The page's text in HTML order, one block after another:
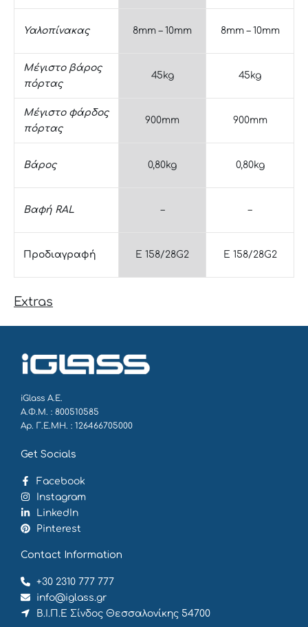
Υαλοπίνακας 8mm – 10mm 8mm – 10mm
Μέγιστο βάρος
πόρτας
45kg 45kg
Μέγιστο φάρδος
πόρτας
900mm 900mm
Βάρος 0,80kg 0,80kg
Βαφή RAL – –
Προδιαγραφή E 158/28G2 E 158/28G2
Extras
iGlass Α.Ε.
Α.Φ.Μ. : 800510585
Αρ. Γ.Ε.ΜΗ. : 126466705000
Get Socials
Facebook
Instagram
LinkedIn
Pinterest
Contact Information
+30 2310 777 777
info@iglass.gr
Β.Ι.Π.Ε Σίνδος Θεσσαλονίκης 54700